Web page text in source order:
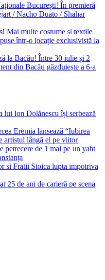
București! În premieră
/ Nacho Duato / Shahar
Mai multe costume și textile
într-o locație exclusivistă la
la Bacău! Între 30 iulie și 2
din Bacău găzduiește a 6-a
lui Ion Dolănescu își serbează
Eremia lansează “Iubirea
artistul lângă el pe viitor
petrecere de 1 mai pe un yaht
si Fratii Stoica lupta impotriva
25 de ani de carieră pe scena